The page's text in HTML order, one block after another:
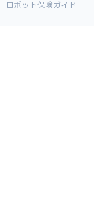
ロボット保険ガイド